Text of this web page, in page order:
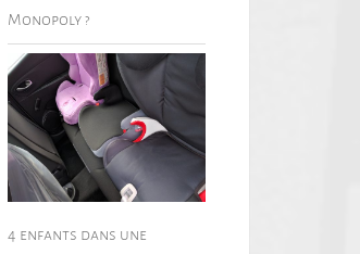
Monopoly ?
4 enfants dans une